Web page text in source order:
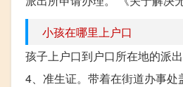
小孩在哪里上户口
孩子上户口到户口所在地的派
4、准生证。带着在街道办事